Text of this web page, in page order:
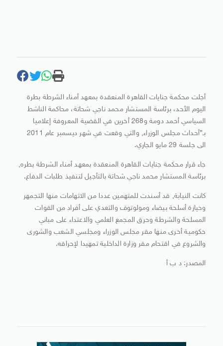
أجلت محكمة جنايات القاهرة المنعقدة بمعهد أمناء الشرطة بطرة
اليوم الأحد، برئاسة المستشار محمد ناجي شحاتة، محاكمة الناشط
السياسي أحمد دومة و268 أخرين في القضية المعروفة إعلاميا
بـ”أحداث مجلس الوزراء, والتي وقعت في شهر ديسمبر عام 2011
الى جلسة 29 مايو الجاري.
جاء قرار محكمة جنايات القاهرة المنعقدة بمعهد أمناء الشرطة بطره,
برئاسة المستشار محمد ناجي شحاتة بالتأجيل لتنفيذ طلبات الدفاع.
كانت النيابة, قد أسندت للمتهمين عددا من الاتهامات منها التجمهر
وحيازة أسلحة بيضاء ومولوتوف والتعدي على أفراد من القوات
المسلحة والشرطة وحرق المجمع العلمي والاعتداء على مباني
حكومية أخرى منها مقر مجلس الوزراء ومجلسي الشعب والشورى
والشروع في اقتحام مقر وزارة الداخلية تمهيدا لإحراقه.
المصدر: د ب أ